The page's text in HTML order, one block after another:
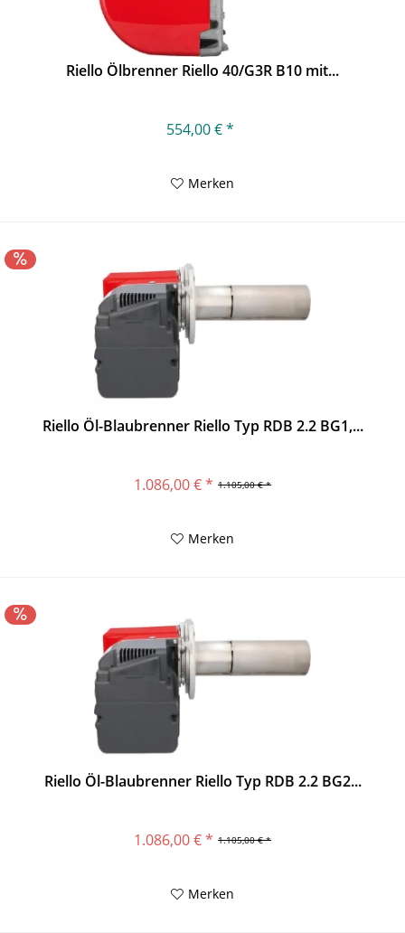
Riello Ölbrenner Riello 40/G3R B10 mit...
554,00 € *
Merken
Riello Öl-Blaubrenner Riello Typ RDB 2.2 BG1,...
1.105,00 € *
1.086,00 € *
Merken
Riello Öl-Blaubrenner Riello Typ RDB 2.2 BG2...
1.105,00 € *
1.086,00 € *
Merken